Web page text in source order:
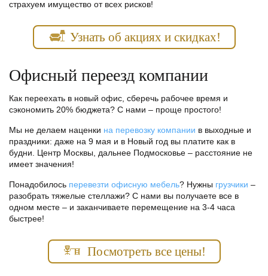
страхуем имущество от всех рисков!
Узнать об акциях и скидках!
Офисный переезд компании
Как переехать в новый офис, сберечь рабочее время и
сэкономить 20% бюджета? С нами – проще простого!
Мы не делаем наценки на перевозку компании в выходные и
праздники: даже на 9 мая и в Новый год вы платите как в
будни. Центр Москвы, дальнее Подмосковье – расстояние не
имеет значения!
Понадобилось перевезти офисную мебель? Нужны грузчики –
разобрать тяжелые стеллажи? С нами вы получаете все в
одном месте – и заканчиваете перемещение на 3-4 часа
быстрее!
Посмотреть все цены!